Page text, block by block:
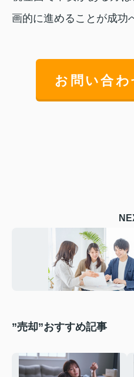
画的に進めることが成功
お問い合
”売却”おすすめ記事